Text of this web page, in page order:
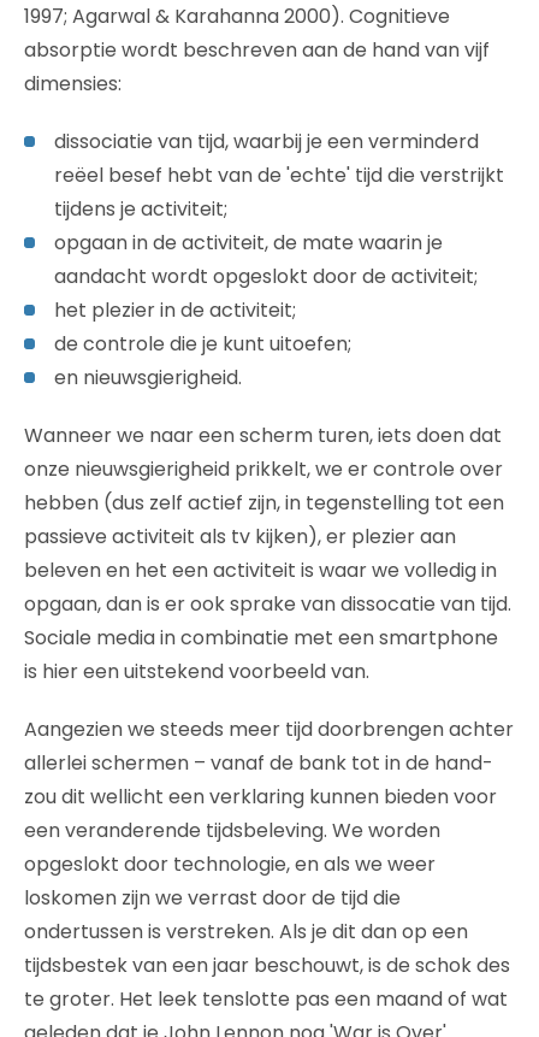
1997; Agarwal & Karahanna 2000). Cognitieve
absorptie wordt beschreven aan de hand van vijf
dimensies:
dissociatie van tijd, waarbij je een verminderd
reëel besef hebt van de 'echte' tijd die verstrijkt
tijdens je activiteit;
opgaan in de activiteit, de mate waarin je
aandacht wordt opgeslokt door de activiteit;
het plezier in de activiteit;
de controle die je kunt uitoefen;
en nieuwsgierigheid.
Wanneer we naar een scherm turen, iets doen dat
onze nieuwsgierigheid prikkelt, we er controle over
hebben (dus zelf actief zijn, in tegenstelling tot een
passieve activiteit als tv kijken), er plezier aan
beleven en het een activiteit is waar we volledig in
opgaan, dan is er ook sprake van dissocatie van tijd.
Sociale media in combinatie met een smartphone
is hier een uitstekend voorbeeld van.
Aangezien we steeds meer tijd doorbrengen achter
allerlei schermen – vanaf de bank tot in de hand-
zou dit wellicht een verklaring kunnen bieden voor
een veranderende tijdsbeleving. We worden
opgeslokt door technologie, en als we weer
loskomen zijn we verrast door de tijd die
ondertussen is verstreken. Als je dit dan op een
tijdsbestek van een jaar beschouwt, is de schok des
te groter. Het leek tenslotte pas een maand of wat